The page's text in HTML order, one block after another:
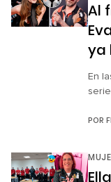
Al
ya
En
POR